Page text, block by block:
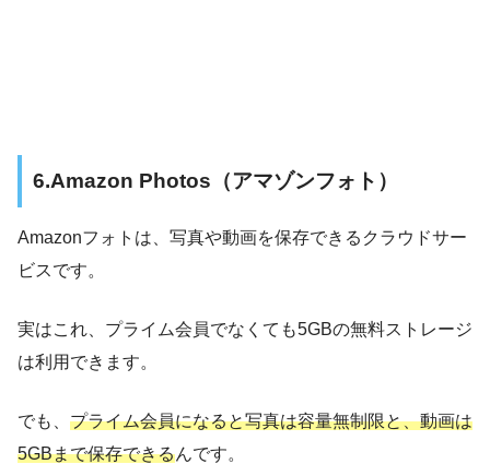
6.Amazon Photos（アマゾンフォト）
Amazonフォトは、写真や動画を保存できるクラウドサー
ビスです。
実はこれ、プライム会員でなくても5GBの無料ストレージ
は利用できます。
でも、 プライム会員になると写真は容量無制限と、動画は
5GBまで保存できるんです。